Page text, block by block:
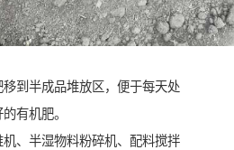
到半成品堆放区，便于每天处
有机肥。
、半湿物料粉碎机、配料搅拌